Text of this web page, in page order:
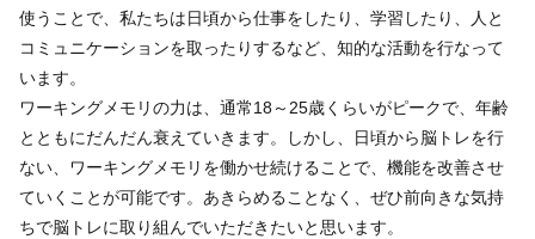
使うことで、私たちは日頃から仕事をしたり、学習したり、人と
コミュニケーションを取ったりするなど、知的な活動を行なって
います。
ワーキングメモリの力は、通常18～25歳くらいがピークで、年齢
とともにだんだん衰えていきます。しかし、日頃から脳トレを行
ない、ワーキングメモリを働かせ続けることで、機能を改善させ
ていくことが可能です。あきらめることなく、ぜひ前向きな気持
ちで脳トレに取り組んでいただきたいと思います。